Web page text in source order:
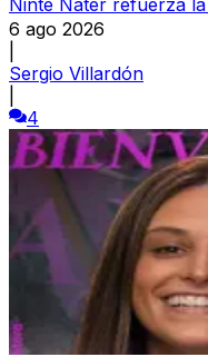
6 ago 2026
Sergio Villardón
4